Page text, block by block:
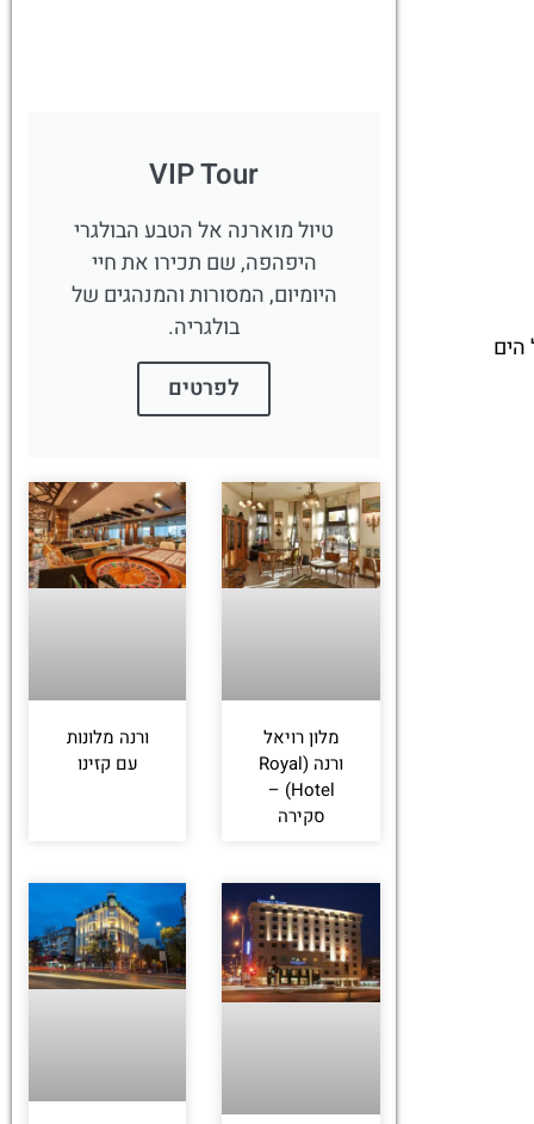
הים
VIP Tour
טיול מוארנה אל הטבע הבולגרי
היפהפה, שם תכירו את חיי
היומיום, המסורות והמנהגים של
בולגריה.
לפרטים
מלון רויאל
ורנה (Royal
Hotel) –
סקירה
ורנה מלונות
עם קזינו